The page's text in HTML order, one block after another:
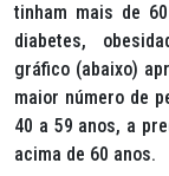
tinham mais de
diabetes,
gráfico (abaixo)
maior número de
40 a 59 anos, a
acima de 60 anos.